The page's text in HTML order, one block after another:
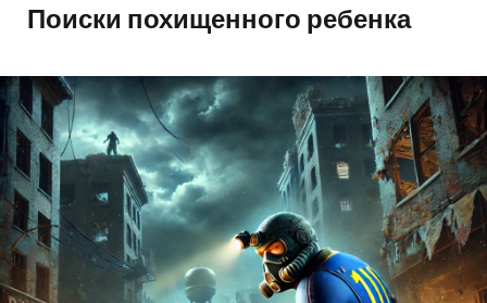
Поиски похищенного ребенка